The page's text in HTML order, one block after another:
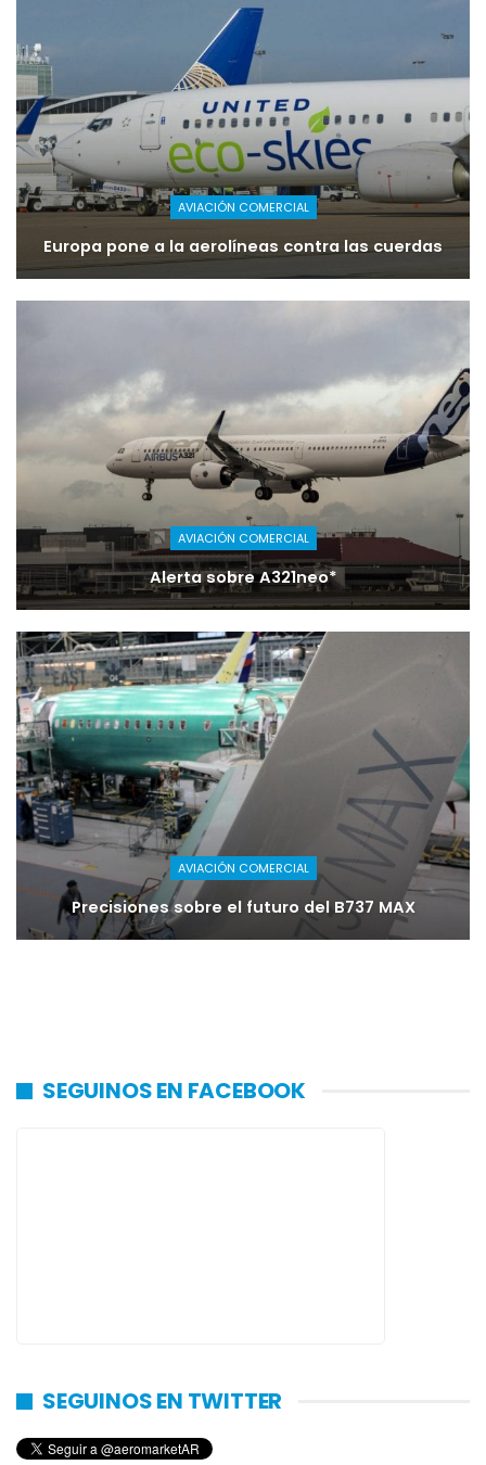
AVIACIÓN COMERCIAL
Europa pone a la aerolíneas contra las cuerdas
AVIACIÓN COMERCIAL
Alerta sobre A321neo*
AVIACIÓN COMERCIAL
Precisiones sobre el futuro del B737 MAX
SEGUINOS EN FACEBOOK
SEGUINOS EN TWITTER